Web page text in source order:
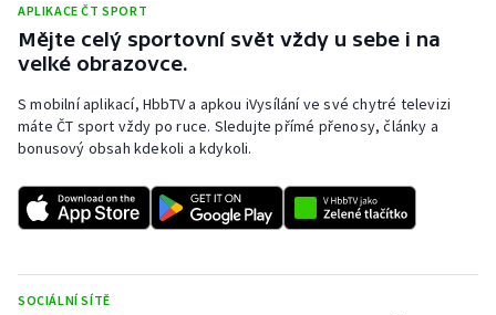
APLIKACE ČT SPORT
Mějte celý sportovní svět vždy u sebe i na
velké obrazovce.
S mobilní aplikací, HbbTV a apkou iVysílání ve své chytré televizi
máte ČT sport vždy po ruce. Sledujte přímé přenosy, články a
bonusový obsah kdekoli a kdykoli.
SOCIÁLNÍ SÍTĚ